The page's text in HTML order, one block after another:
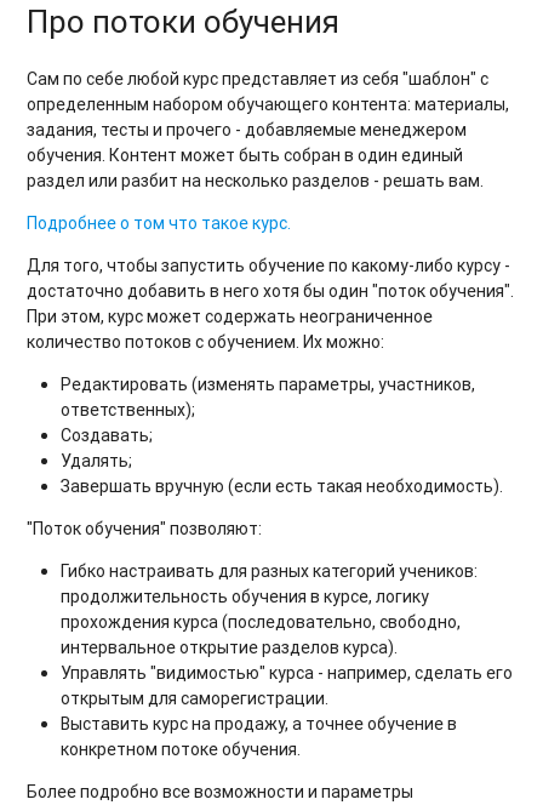
Про потоки обучения
Сам по себе любой курс представляет из себя "шаблон" с
определенным набором обучающего контента: материалы,
задания, тесты и прочего - добавляемые менеджером
обучения. Контент может быть собран в один единый
раздел или разбит на несколько разделов - решать вам.
Подробнее о том что такое курс.
Для того, чтобы запустить обучение по какому-либо курсу -
достаточно добавить в него хотя бы один "поток обучения".
При этом, курс может содержать неограниченное
количество потоков с обучением. Их можно:
Редактировать (изменять параметры, участников,
ответственных);
Создавать;
Удалять;
Завершать вручную (если есть такая необходимость).
"Поток обучения" позволяют:
Гибко настраивать для разных категорий учеников:
продолжительность обучения в курсе, логику
прохождения курса (последовательно, свободно,
интервальное открытие разделов курса).
Управлять "видимостью" курса - например, сделать его
открытым для саморегистрации.
Выставить курс на продажу, а точнее обучение в
конкретном потоке обучения.
Более подробно все возможности и параметры